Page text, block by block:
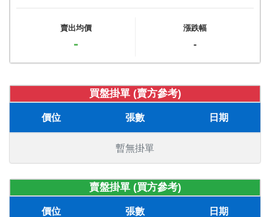
賣出均價
-
漲跌幅
-
買盤掛單 (賣方參考)
價位 張數 日期
暫無掛單
賣盤掛單 (買方參考)
價位 張數 日期